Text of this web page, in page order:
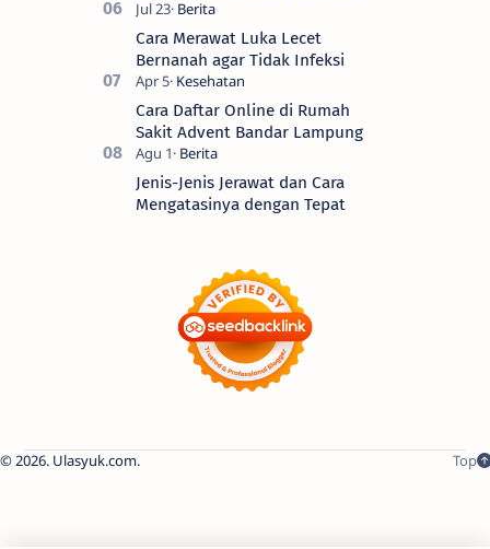
Cara Merawat Luka Lecet
Bernanah agar Tidak Infeksi
Cara Daftar Online di Rumah
Sakit Advent Bandar Lampung
Jenis-Jenis Jerawat dan Cara
Mengatasinya dengan Tepat
2026. Ulasyuk.com.